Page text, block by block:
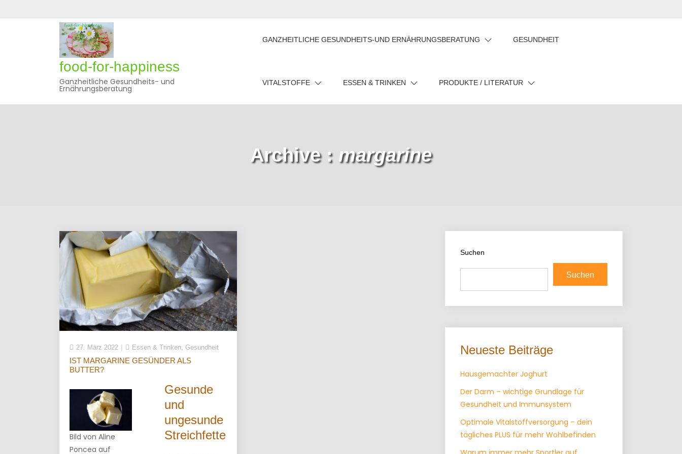
to
Privatsphäre-
Historie
Einwilligungen
food-for-happiness
Ganzheitliche Gesundheits- und
Ernährungsberatung
GANZHEITLICHE GESUNDHEITS-UND ERNÄHRUNGSBERATUNG GESUNDHEIT
VITALSTOFFE ESSEN & TRINKEN PRODUKTE / LITERATUR
Archive : margarine
27. März 2022 Essen & Trinken Gesundheit
IST MARGARINE GESÜNDER ALS
BUTTER?
Bild von Aline
Poncea auf
Gesunde
und
ungesunde
Streichfette
Suchen
Suchen
Neueste Beiträge
Hausgemachter Joghurt
Der Darm – wichtige Grundlage für
Gesundheit und Immunsystem
Optimale Vitalstoffversorgung – dein
tägliches PLUS für mehr Wohlbefinden